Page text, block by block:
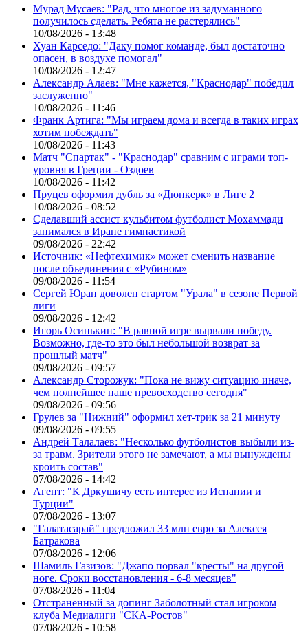
Мурад Мусаев: "Рад, что многое из задуманного
получилось сделать. Ребята не растерялись"
10/08/2026 - 13:48
Хуан Карседо: "Даку помог команде, был достаточно
опасен, в воздухе помогал"
10/08/2026 - 12:47
Александр Алаев: "Мне кажется, "Краснодар" победил
заслуженно"
10/08/2026 - 11:46
Франк Артига: "Мы играем дома и всегда в таких играх
хотим побеждать"
10/08/2026 - 11:43
Матч "Спартак" - "Краснодар" сравним с играми топ-
уровня в Греции - Оздоев
10/08/2026 - 11:42
Пруцев оформил дубль за «Дюнкерк» в Лиге 2
10/08/2026 - 08:52
Сделавший ассист кульбитом футболист Мохаммади
занимался в Иране гимнастикой
09/08/2026 - 22:42
Источник: «Нефтехимик» может сменить название
после объединения с «Рубином»
09/08/2026 - 11:54
Сергей Юран доволен стартом "Урала" в сезоне Первой
лиги
09/08/2026 - 12:42
Игорь Осинькин: "В равной игре вырвали победу.
Возможно, где-то это был небольшой возврат за
прошлый матч"
09/08/2026 - 09:57
Александр Сторожук: "Пока не вижу ситуацию иначе,
чем полнейшее наше превосходство сегодня"
09/08/2026 - 09:56
Грулев за "Нижний" оформил хет-трик за 21 минуту
09/08/2026 - 09:55
Андрей Талалаев: "Несколько футболистов выбыли из-
за травм. Зрители этого не замечают, а мы вынуждены
кроить состав"
07/08/2026 - 14:42
Агент: "К Дркушичу есть интерес из Испании и
Турции"
07/08/2026 - 13:07
"Галатасарай" предложил 33 млн евро за Алексея
Батракова
07/08/2026 - 12:06
Шамиль Газизов: "Джапо порвал "кресты" на другой
ноге. Сроки восстановления - 6-8 месяцев"
07/08/2026 - 11:04
Отстраненный за допинг Заболотный стал игроком
клуба Медиалиги "СКА-Ростов"
07/08/2026 - 10:58